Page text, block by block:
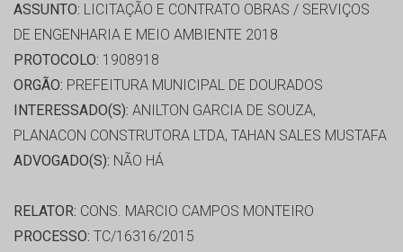
ASSUNTO: LICITAÇÃO E CONTRATO OBRAS / SERVIÇOS
DE ENGENHARIA E MEIO AMBIENTE 2018
PROTOCOLO: 1908918
ORGÃO: PREFEITURA MUNICIPAL DE DOURADOS
INTERESSADO(S): ANILTON GARCIA DE SOUZA,
PLANACON CONSTRUTORA LTDA, TAHAN SALES MUSTAFA
ADVOGADO(S): NÃO HÁ
RELATOR: CONS. MARCIO CAMPOS MONTEIRO
PROCESSO: TC/16316/2015